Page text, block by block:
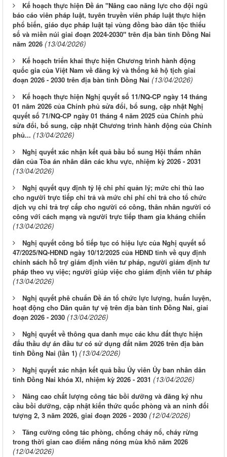
Kế hoạch thực hiện Đề án "Nâng cao năng lực cho đội ngũ
báo cáo viên pháp luật, tuyên truyền viên pháp luật thực hiện
phổ biến, giáo dục pháp luật tại vùng đồng bào dân tộc thiểu
số và miền núi giai đoạn 2024-2030" trên địa bàn tỉnh Đồng Nai
năm 2026 (13/04/2026)
Kế hoạch triển khai thực hiện Chương trình hành động
quốc gia của Việt Nam về đăng ký và thống kê hộ tịch giai
đoạn 2026 - 2030 trên địa bàn tỉnh Đồng Nai (13/04/2026)
Kế hoạch thực hiện Nghị quyết số 11/NQ-CP ngày 14 tháng
01 năm 2026 của Chính phủ sửa đổi, bổ sung, cập nhật Nghị
quyết số 71/NQ-CP ngày 01 tháng 4 năm 2025 của Chính phủ
sửa đổi, bổ sung, cập nhật Chương trình hành động của Chính
phủ... (13/04/2026)
Nghị quyết xác nhận kết quả bầu bổ sung Hội thẩm nhân
dân của Tòa án nhân dân các khu vực, nhiệm kỳ 2026 - 2031
(13/04/2026)
Nghị quyết quy định tỷ lệ chi phí quản lý; mức chi thù lao
cho người trực tiếp chi trả và mức chi phí chi trả cho tổ chức
dịch vụ chi trả trợ cấp cho người có công, thân nhân người có
công với cách mạng và người trực tiếp tham gia kháng chiến
(13/04/2026)
Nghị quyết công bố tiếp tục có hiệu lực của Nghị quyết số
47/2025/NQ-HĐND ngày 10/12/2025 của HĐND tỉnh về quy định
chính sách hỗ trợ giám định viên tư pháp, người giám định tư
pháp theo vụ việc; người giúp việc cho giám định viên tư pháp
(13/04/2026)
Nghị quyết phê chuẩn Đề án tổ chức lực lượng, huấn luyện,
hoạt động cho Dân quân tự vệ trên địa bàn tỉnh Đồng Nai, giai
đoạn 2026 - 2030 (13/04/2026)
Nghị quyết về thông qua danh mục các khu đất thực hiện
đấu thầu dự án đầu tư có sử dụng đất năm 2026 trên địa bàn
tỉnh Đồng Nai (lần 1) (13/04/2026)
Nghị quyết xác nhận kết quả bầu Ủy viên Ủy ban nhân dân
tỉnh Đồng Nai khóa XI, nhiệm kỳ 2026 - 2031 (13/04/2026)
Nâng cao chất lượng công tác bồi dưỡng và đăng ký nhu
cầu bồi dưỡng, cập nhật kiến thức quốc phòng và an ninh đối
tượng 2, 3 năm 2026, giai đoạn 2026 - 2030 (12/04/2026)
Tăng cường công tác phòng, chống cháy nổ, cháy rừng
trong thời gian cao điểm nắng nóng mùa khô năm 2026
(12/04/2026)